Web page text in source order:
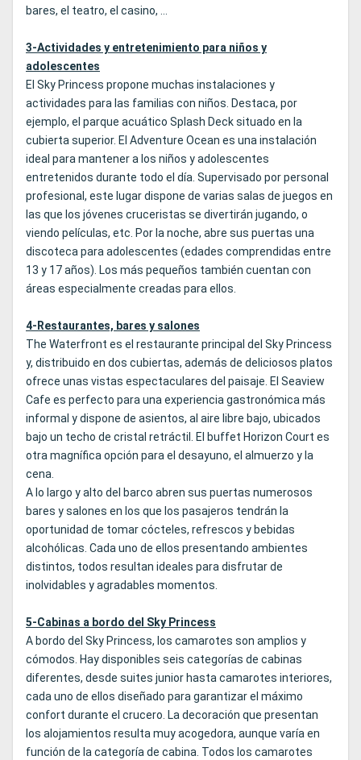
bares, el teatro, el casino, …
3-Actividades y entretenimiento para niños y
adolescentes
El Sky Princess propone muchas instalaciones y
actividades para las familias con niños. Destaca, por
ejemplo, el parque acuático Splash Deck situado en la
cubierta superior. El Adventure Ocean es una instalación
ideal para mantener a los niños y adolescentes
entretenidos durante todo el día. Supervisado por personal
profesional, este lugar dispone de varias salas de juegos en
las que los jóvenes cruceristas se divertirán jugando, o
viendo películas, etc. Por la noche, abre sus puertas una
discoteca para adolescentes (edades comprendidas entre
13 y 17 años). Los más pequeños también cuentan con
áreas especialmente creadas para ellos.
4-Restaurantes, bares y salones
The Waterfront es el restaurante principal del Sky Princess
y, distribuido en dos cubiertas, además de deliciosos platos
ofrece unas vistas espectaculares del paisaje. El Seaview
Cafe es perfecto para una experiencia gastronómica más
informal y dispone de asientos, al aire libre bajo, ubicados
bajo un techo de cristal retráctil. El buffet Horizon Court es
otra magnífica opción para el desayuno, el almuerzo y la
cena.
A lo largo y alto del barco abren sus puertas numerosos
bares y salones en los que los pasajeros tendrán la
oportunidad de tomar cócteles, refrescos y bebidas
alcohólicas. Cada uno de ellos presentando ambientes
distintos, todos resultan ideales para disfrutar de
inolvidables y agradables momentos.
5-Cabinas a bordo del Sky Princess
A bordo del Sky Princess, los camarotes son amplios y
cómodos. Hay disponibles seis categorías de cabinas
diferentes, desde suites junior hasta camarotes interiores,
cada uno de ellos diseñado para garantizar el máximo
confort durante el crucero. La decoración que presentan
los alojamientos resulta muy acogedora, aunque varía en
función de la categoría de cabina. Todos los camarotes